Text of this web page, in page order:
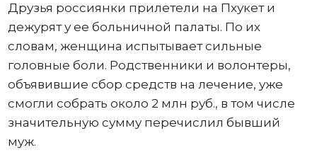
Друзья россиянки прилетели на Пхукет и
дежурят у ее больничной палаты. По их
словам, женщина испытывает сильные
головные боли. Родственники и волонтеры,
объявившие сбор средств на лечение, уже
смогли собрать около 2 млн руб., в том числе
значительную сумму перечислил бывший
муж.